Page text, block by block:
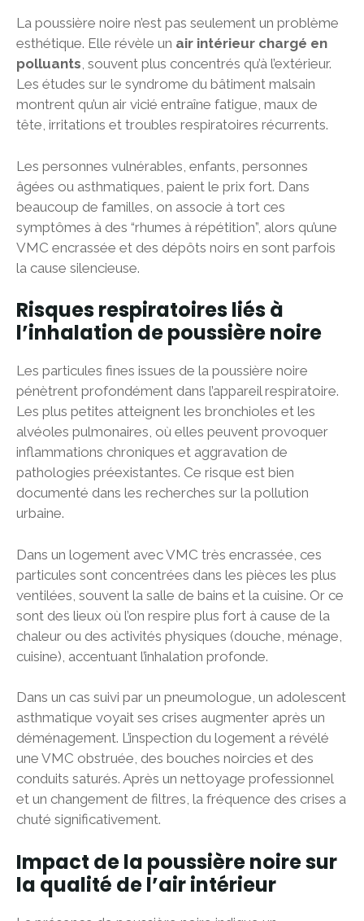
La poussière noire n’est pas seulement un problème
esthétique. Elle révèle un air intérieur chargé en
polluants, souvent plus concentrés qu’à l’extérieur.
Les études sur le syndrome du bâtiment malsain
montrent qu’un air vicié entraîne fatigue, maux de
tête, irritations et troubles respiratoires récurrents.
Les personnes vulnérables, enfants, personnes
âgées ou asthmatiques, paient le prix fort. Dans
beaucoup de familles, on associe à tort ces
symptômes à des “rhumes à répétition”, alors qu’une
VMC encrassée et des dépôts noirs en sont parfois
la cause silencieuse.
Risques respiratoires liés à
l’inhalation de poussière noire
Les particules fines issues de la poussière noire
pénètrent profondément dans l’appareil respiratoire.
Les plus petites atteignent les bronchioles et les
alvéoles pulmonaires, où elles peuvent provoquer
inflammations chroniques et aggravation de
pathologies préexistantes. Ce risque est bien
documenté dans les recherches sur la pollution
urbaine.
Dans un logement avec VMC très encrassée, ces
particules sont concentrées dans les pièces les plus
ventilées, souvent la salle de bains et la cuisine. Or ce
sont des lieux où l’on respire plus fort à cause de la
chaleur ou des activités physiques (douche, ménage,
cuisine), accentuant l’inhalation profonde.
Dans un cas suivi par un pneumologue, un adolescent
asthmatique voyait ses crises augmenter après un
déménagement. L’inspection du logement a révélé
une VMC obstruée, des bouches noircies et des
conduits saturés. Après un nettoyage professionnel
et un changement de filtres, la fréquence des crises a
chuté significativement.
Impact de la poussière noire sur
la qualité de l’air intérieur